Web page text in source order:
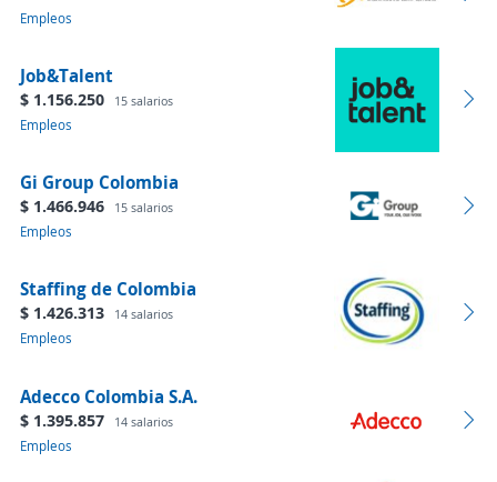
Empleos
Job&Talent
$ 1.156.250 15 salarios
Empleos
Gi Group Colombia
$ 1.466.946 15 salarios
Empleos
Staffing de Colombia
$ 1.426.313 14 salarios
Empleos
Adecco Colombia S.A.
$ 1.395.857 14 salarios
Empleos